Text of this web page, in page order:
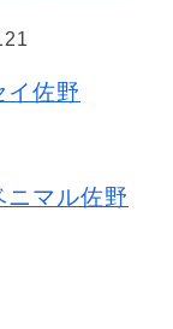
佐野
マル佐野